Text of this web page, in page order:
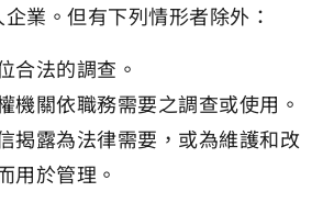
業。但有下列情形者除外：
合法的調查。
機關依職務需要之調查或使用。
揭露為法律需要，或為維護和改
用於管理。